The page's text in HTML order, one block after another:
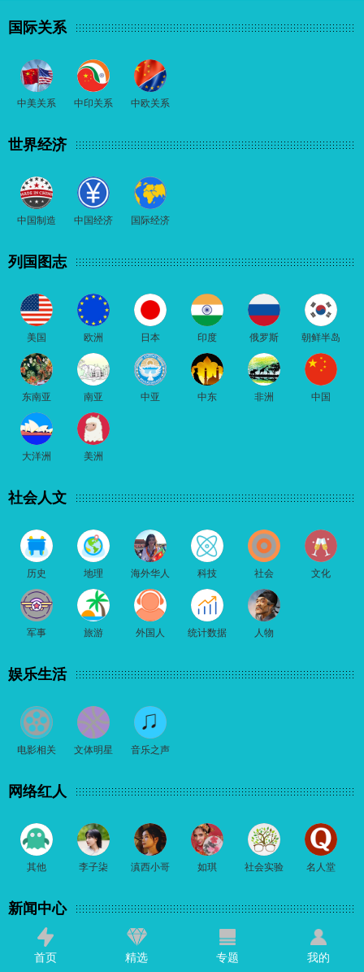
国际关系
中美关系 中印关系 中欧关系
世界经济
中国制造 中国经济 国际经济
列国图志
美国 欧洲 日本 印度 俄罗斯 朝鲜半岛
东南亚 南亚 中亚 中东 非洲 中国
大洋洲 美洲
社会人文
历史 地理 海外华人 科技 社会 文化
军事 旅游 外国人 统计数据 人物
娱乐生活
电影相关 文体明星 音乐之声
网络红人
其他 李子柒 滇西小哥 如琪 社会实验 名人堂
新闻中心
首页 精选 专题 我的